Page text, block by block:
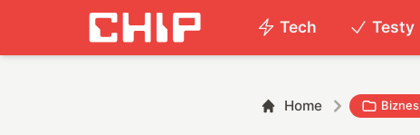
Tech Testy
Home Biznes